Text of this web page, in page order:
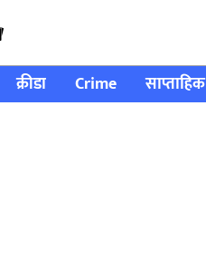
क्रीडा Crime साप्ताहिक